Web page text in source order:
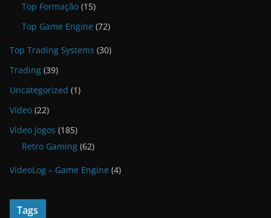
Top Formação (15)
Top Game Engine (72)
Top Trading Systems (30)
Trading (39)
Uncategorized (1)
Vídeo (22)
Video Jogos (185)
Retro Gaming (62)
VideoLog – Game Engine (4)
Tags